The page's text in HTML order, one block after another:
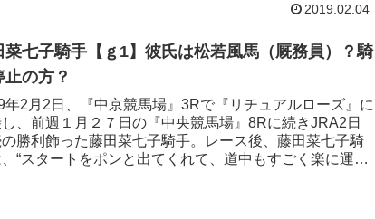
2019.02.04
菜七子騎手【ｇ1】彼氏は松若風馬（厩務員）？騎
止の方？
年2月2日、『中京競馬場』3Rで『リチュアルローズ』に
、前週１月２７日の『中央競馬場』8Rに続きJRA2日
勝利飾った藤田菜七子騎手。レース後、藤田菜七子騎
“スタートをポンと出てくれて、道中もすごく楽に運べ